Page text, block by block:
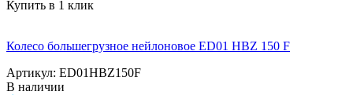
Купить в 1 клик
Колесо большегрузное нейлоновое ED01 HBZ 150 F
Артикул: ED01HBZ150F
В наличии